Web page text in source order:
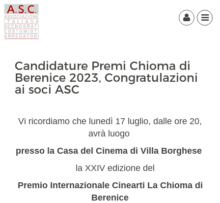
Candidature Premi Chioma di
Berenice 2023, Congratulazioni
ai soci ASC
Vi ricordiamo che lunedì 17 luglio, dalle ore 20,
avrà luogo
presso la Casa del Cinema di Villa Borghese
la XXIV edizione del
Premio Internazionale Cinearti La Chioma di
Berenice